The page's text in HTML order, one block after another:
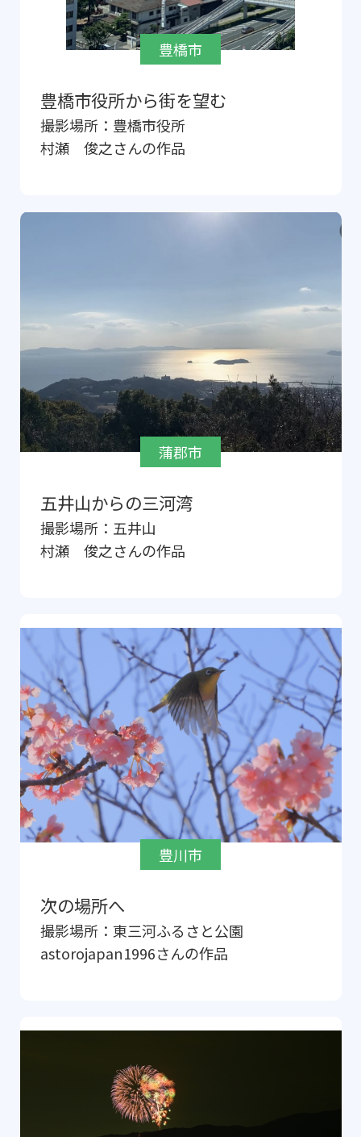
豊橋市
豊橋市役所から街を望む
撮影場所： 豊橋市役所
村瀬 俊之さんの作品
蒲郡市
五井山からの三河湾
撮影場所： 五井山
村瀬 俊之さんの作品
豊川市
次の場所へ
撮影場所： 東三河ふるさと公園
astorojapan1996さんの作品